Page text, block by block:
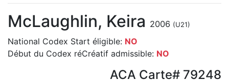
McLaughlin, Keira 2006 (U21)
National Codex Start éligible: NO
Début du Codex réCréatif admissible: NO
ACA Carte# 79248